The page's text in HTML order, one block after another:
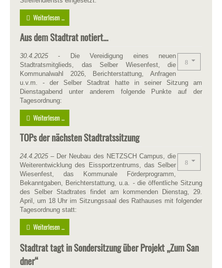
Weiterlesen ...
Aus dem Stadtrat notiert…
30.4.2025- Die Vereidigung eines neuen
Stadtratsmitglieds, das Selber Wiesenfest, die
Kommunalwahl 2026, Berichterstattung, Anfragen
u.v.m. - der Selber Stadtrat hatte in seiner Sitzung am
Dienstagabend unter anderem folgende Punkte auf der
Tagesordnung:
Weiterlesen ...
TOPs der nächsten Stadtratssitzung
24.4.2025 – Der Neubau des NETZSCH Campus, die
Weiterentwicklung des Eissportzentrums, das Selber
Wiesenfest, das Kommunale Förderprogramm,
Bekanntgaben, Berichterstattung, u.a. - die öffentliche Sitzung
des Selber Stadtrates findet am kommenden Dienstag, 29.
April, um 18 Uhr im Sitzungssaal des Rathauses mit folgender
Tagesordnung statt:
Weiterlesen ...
Stadtrat tagt in Sondersitzung über Projekt „Zum San
dner“